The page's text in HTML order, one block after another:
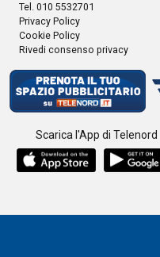
Tel. 010 5532701
Privacy Policy
Cookie Policy
Rivedi consenso privacy
Scarica l'App di Telenord